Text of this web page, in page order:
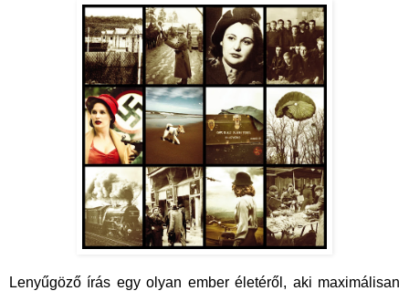
Lenyűgöző írás egy olyan ember életéről, aki maximálisan